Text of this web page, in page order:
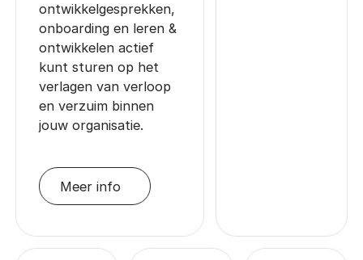
ontwikkelgesprekken,
onboarding en leren &
ontwikkelen actief
kunt sturen op het
verlagen van verloop
en verzuim binnen
jouw organisatie.
Meer info